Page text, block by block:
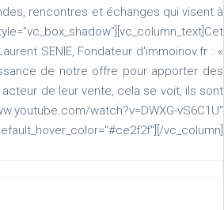
rencontres et échanges qui visent à
SENIE, Fondateur d'immoinov.fr : «
de notre offre pour apporter des
de leur vente, cela se voit, ils sont
watch?v=DWXG-vS6C1U"
vc_column]